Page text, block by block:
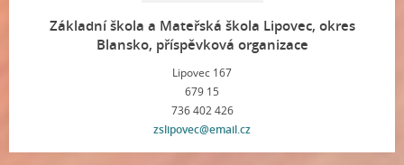
Základní škola a Mateřská škola Lipovec, okres
Blansko, příspěvková organizace
Lipovec 167
679 15
736 402 426
zslipovec@email.cz